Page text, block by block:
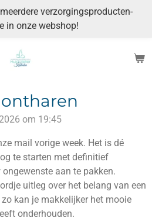
verzorgingsproducten-
in onze webshop!
om 19:45
mail vorige week. Het is dé
te starten met definitief
aan te pakken.
uitleg over het belang van een
kan je makkelijker het mooie
onderhouden.